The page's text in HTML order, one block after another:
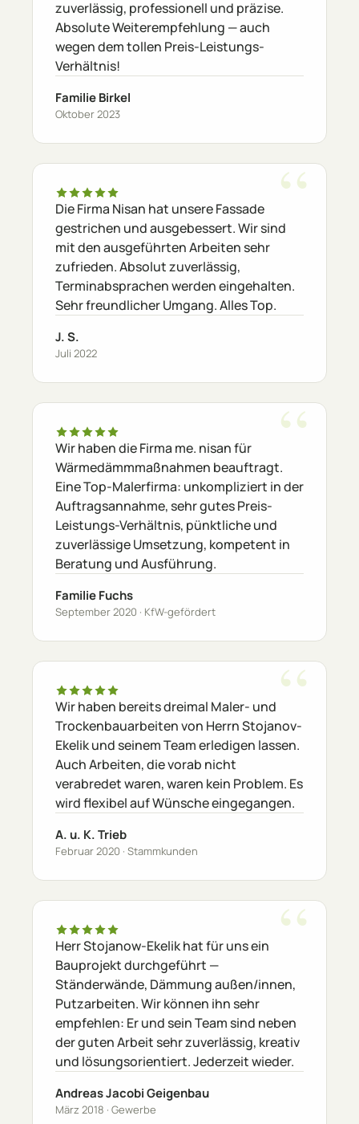
zuverlässig, professionell und präzise.
Absolute Weiterempfehlung — auch
wegen dem tollen Preis-Leistungs-
Verhältnis!
Familie Birkel
Oktober 2023
Die Firma Nisan hat unsere Fassade
gestrichen und ausgebessert. Wir sind
mit den ausgeführten Arbeiten sehr
zufrieden. Absolut zuverlässig,
Terminabsprachen werden eingehalten.
Sehr freundlicher Umgang. Alles Top.
J. S.
Juli 2022
Wir haben die Firma me. nisan für
Wärmedämmmaßnahmen beauftragt.
Eine Top-Malerfirma: unkompliziert in der
Auftragsannahme, sehr gutes Preis-
Leistungs-Verhältnis, pünktliche und
zuverlässige Umsetzung, kompetent in
Beratung und Ausführung.
Familie Fuchs
September 2020 · KfW-gefördert
Wir haben bereits dreimal Maler- und
Trockenbauarbeiten von Herrn Stojanov-
Ekelik und seinem Team erledigen lassen.
Auch Arbeiten, die vorab nicht
verabredet waren, waren kein Problem. Es
wird flexibel auf Wünsche eingegangen.
A. u. K. Trieb
Februar 2020 · Stammkunden
Herr Stojanow-Ekelik hat für uns ein
Bauprojekt durchgeführt —
Ständerwände, Dämmung außen/innen,
Putzarbeiten. Wir können ihn sehr
empfehlen: Er und sein Team sind neben
der guten Arbeit sehr zuverlässig, kreativ
und lösungsorientiert. Jederzeit wieder.
Andreas Jacobi Geigenbau
März 2018 · Gewerbe